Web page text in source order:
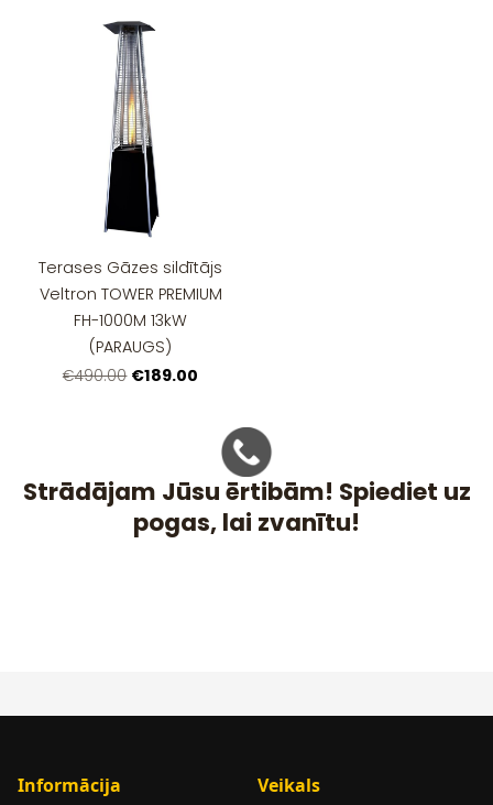
Strādājam Jūsu ērtibām! Spiediet uz
pogas, lai zvanītu!
Terases Gāzes sildītājs
Veltron TOWER PREMIUM
FH-1000M 13kW
(PARAUGS)
€490.00 €189.00
Informācija Veikals